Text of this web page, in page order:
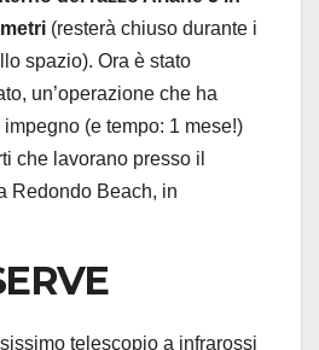
(resterà chiuso durante i
spazio). Ora è stato
un’operazione che ha
(e tempo: 1 mese!)
che lavorano presso il
Redondo Beach, in
telescopio a infrarossi